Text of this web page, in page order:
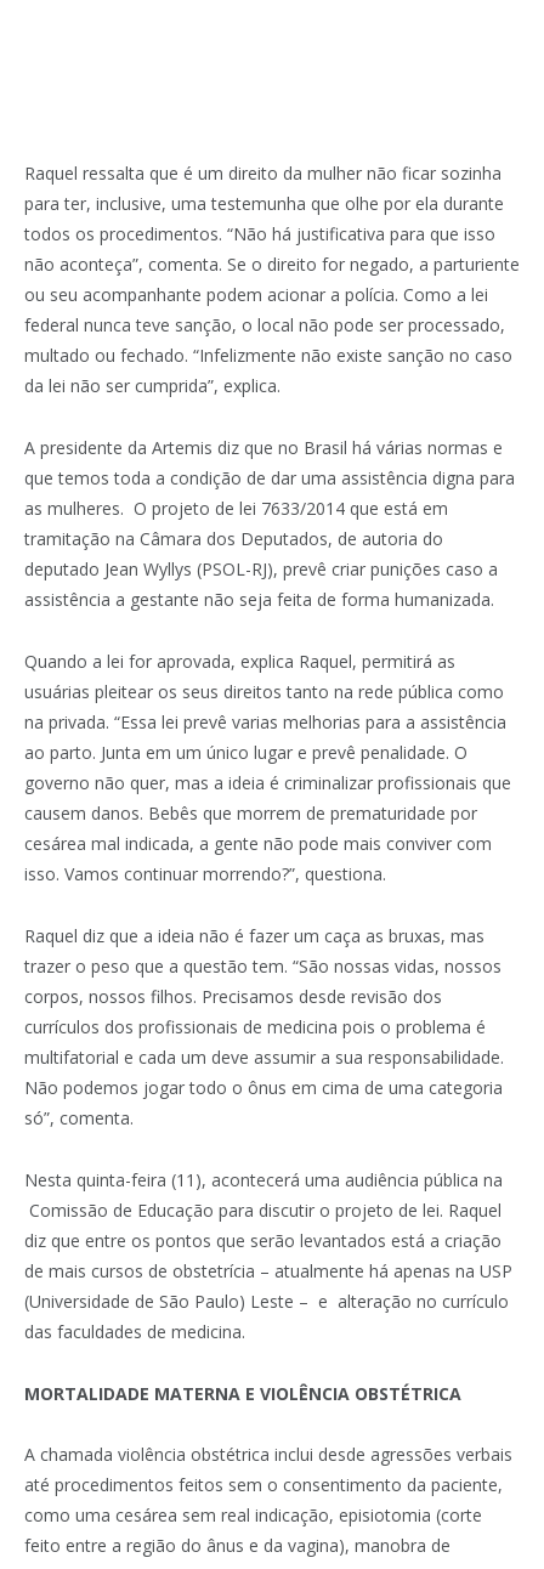
Raquel ressalta que é um direito da mulher não ficar sozinha
para ter, inclusive, uma testemunha que olhe por ela durante
todos os procedimentos. “Não há justificativa para que isso
não aconteça”, comenta. Se o direito for negado, a parturiente
ou seu acompanhante podem acionar a polícia. Como a lei
federal nunca teve sanção, o local não pode ser processado,
multado ou fechado. “Infelizmente não existe sanção no caso
da lei não ser cumprida”, explica.
A presidente da Artemis diz que no Brasil há várias normas e
que temos toda a condição de dar uma assistência digna para
as mulheres. O projeto de lei 7633/2014 que está em
tramitação na Câmara dos Deputados, de autoria do
deputado Jean Wyllys (PSOL-RJ), prevê criar punições caso a
assistência a gestante não seja feita de forma humanizada.
Quando a lei for aprovada, explica Raquel, permitirá as
usuárias pleitear os seus direitos tanto na rede pública como
na privada. “Essa lei prevê varias melhorias para a assistência
ao parto. Junta em um único lugar e prevê penalidade. O
governo não quer, mas a ideia é criminalizar profissionais que
causem danos. Bebês que morrem de prematuridade por
cesárea mal indicada, a gente não pode mais conviver com
isso. Vamos continuar morrendo?”, questiona.
Raquel diz que a ideia não é fazer um caça as bruxas, mas
trazer o peso que a questão tem. “São nossas vidas, nossos
corpos, nossos filhos. Precisamos desde revisão dos
currículos dos profissionais de medicina pois o problema é
multifatorial e cada um deve assumir a sua responsabilidade.
Não podemos jogar todo o ônus em cima de uma categoria
só”, comenta.
Nesta quinta-feira (11), acontecerá uma audiência pública na
Comissão de Educação para discutir o projeto de lei. Raquel
diz que entre os pontos que serão levantados está a criação
de mais cursos de obstetrícia – atualmente há apenas na USP
(Universidade de São Paulo) Leste – e alteração no currículo
das faculdades de medicina.
MORTALIDADE MATERNA E VIOLÊNCIA OBSTÉTRICA
A chamada violência obstétrica inclui desde agressões verbais
até procedimentos feitos sem o consentimento da paciente,
como uma cesárea sem real indicação, episiotomia (corte
feito entre a região do ânus e da vagina), manobra de